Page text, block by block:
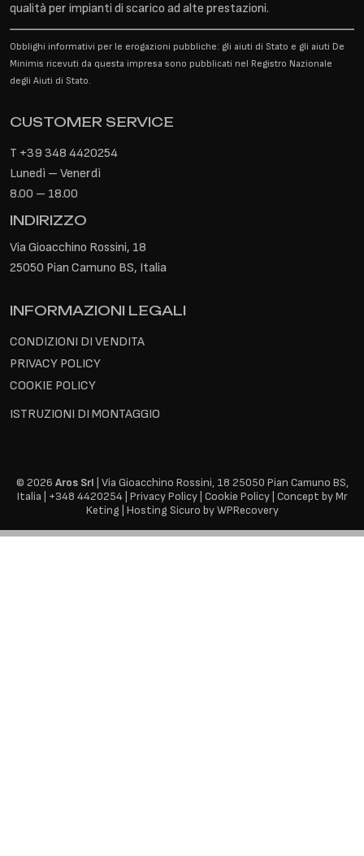
qualità per impianti di scarico ad alte prestazioni.
Obblighi informativi per le erogazioni pubbliche: gli aiuti di Stato e gli aiuti De
Minimis ricevuti da questa impresa sono pubblicati nel Registro Nazionale
degli Aiuti di Stato.
CUSTOMER SERVICE
T +39 348 4420254
Lunedì – Venerdì
8.00 – 18.00
INDIRIZZO
Via Gioacchino Rossini, 18
25050 Pian Camuno BS, Italia
INFORMAZIONI LEGALI
CONDIZIONI DI VENDITA
PRIVACY POLICY
COOKIE POLICY
ISTRUZIONI DI MONTAGGIO
© 2026 Aros Srl | Via Gioacchino Rossini, 18 25050 Pian Camuno BS,
Italia | +348 4420254| Privacy Policy Cookie Policy| Concept by Mr
Keting Hosting Sicuro by WPRecovery